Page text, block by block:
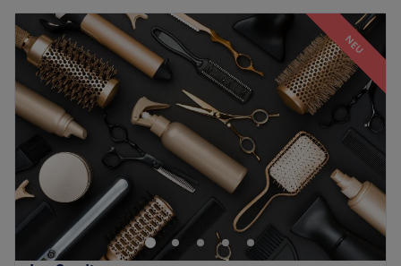
Dienstag
10:00 –20:00
Mittwoch
–20:00
Donnerstag
10:00–20:00
Freitag
10:00–20:00
Samstag
11:00–16:00
Sonntag
Geschlossen
Donchenko Beauty Aesthetic steht für erstklassige Haar-
und Beauty-Behandlungen im Herzen von Berlin-
Charlottenburg. Hier verbinden sich moderne
Schnitttechniken, hochwertige Colorationen und ein
feines Gespür für Trends zu einem Ergebnis, das deine
NEU